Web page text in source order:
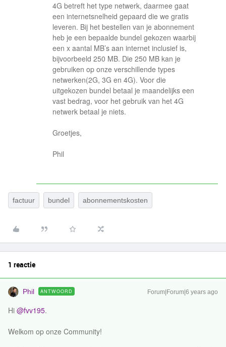
4G betreft het type netwerk, daarmee gaat
een internetsnelheid gepaard die we gratis
leveren. Bij het bestellen van je abonnement
heb je een bepaalde bundel gekozen waarbij
een x aantal MB’s aan internet inclusief is,
bijvoorbeeld 250 MB. Die 250 MB kan je
gebruiken op onze verschillende types
netwerken(2G, 3G en 4G). Voor die
uitgekozen bundel betaal je maandelijks een
vast bedrag, voor het gebruik van het 4G
netwerk betaal je niets.
Groetjes,
Phil
factuur bundel abonnementskosten
1 reactie
Phil ANTWOORD Forum|Forum|6 years ago
Hi @fvv195.
Welkom op onze Community!